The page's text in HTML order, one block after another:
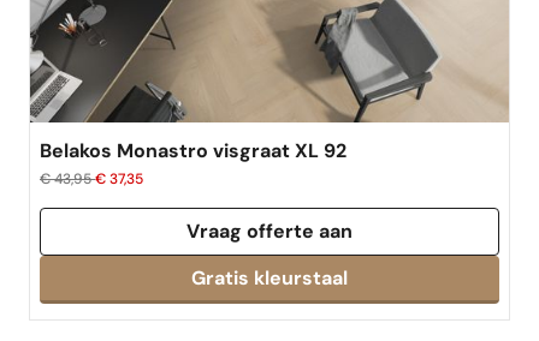
Belakos Monastro visgraat XL 92
€ 43,95€ 37,35
Vraag offerte aan